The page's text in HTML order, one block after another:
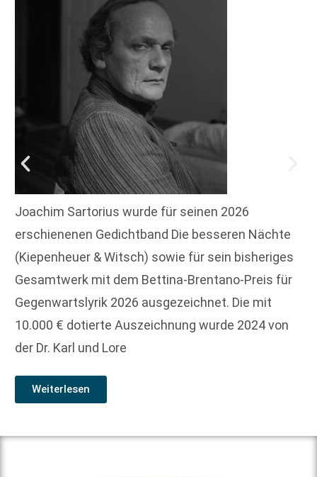
Joachim Sartorius wurde für seinen 2026
erschienenen Gedichtband Die besseren Nächte
(Kiepenheuer & Witsch) sowie für sein bisheriges
Gesamtwerk mit dem Bettina-Brentano-Preis für
Gegenwartslyrik 2026 ausgezeichnet. Die mit
10.000 € dotierte Auszeichnung wurde 2024 von
der Dr. Karl und Lore
Weiterlesen